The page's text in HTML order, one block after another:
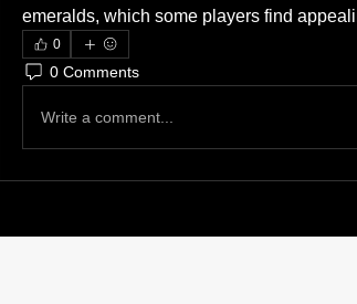
emeralds, which some players find
0
0 Comments
Write a comment...